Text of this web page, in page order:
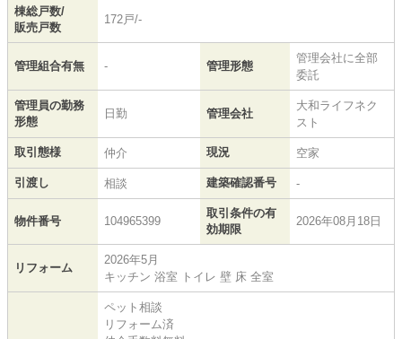
棟総戸数/
販売戸数
172戸/-
管理組合有無 - 管理形態
管理会社に全部
委託
管理員の勤務
形態
日勤 管理会社
大和ライフネク
スト
取引態様 仲介 現況 空家
引渡し 相談 建築確認番号 -
物件番号 104965399
取引条件の有
効期限
2026年08月18日
リフォーム
2026年5月
キッチン 浴室 トイレ 壁 床 全室
ペット相談
リフォーム済